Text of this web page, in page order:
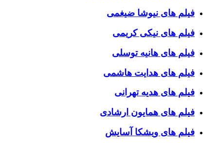
فیلم های نیوشا ضیغمی
فیلم های نیکی کریمی
فیلم های هانیه توسلی
فیلم های هدایت هاشمی
فیلم های هدیه تهرانی
فیلم های همایون ارشادی
فیلم های ویشکا آسایش